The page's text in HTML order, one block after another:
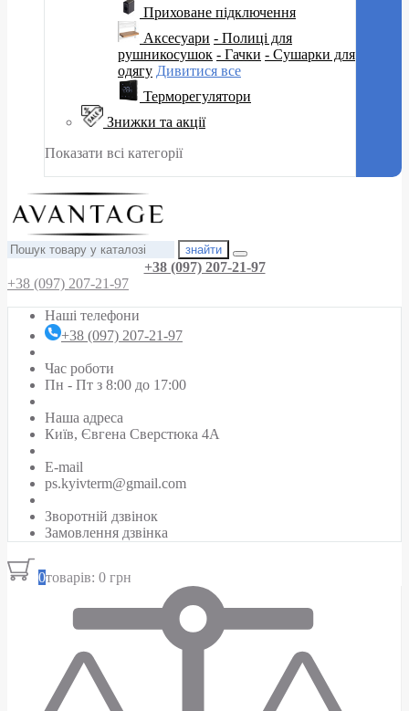
Приховане підключення
Аксесуари - Полиці для
рушникосушок - Гачки - Сушарки для
одягу Дивитися все
Терморегулятори
Знижки та акції
Показати всі категорії
знайти
+38 (097) 207-21-97
+38 (097) 207-21-97
Наші телефони
+38 (097) 207-21-97
Час роботи
Пн - Пт з 8:00 до 17:00
Наша адреса
Київ, Євгена Сверстюка 4А
E-mail
ps.kyivterm@gmail.com
Зворотній дзвінок
Замовлення дзвінка
0товарів: 0 грн